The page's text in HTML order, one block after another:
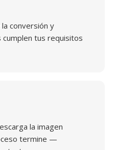
conversión y
tus requisitos
la imagen
termine —